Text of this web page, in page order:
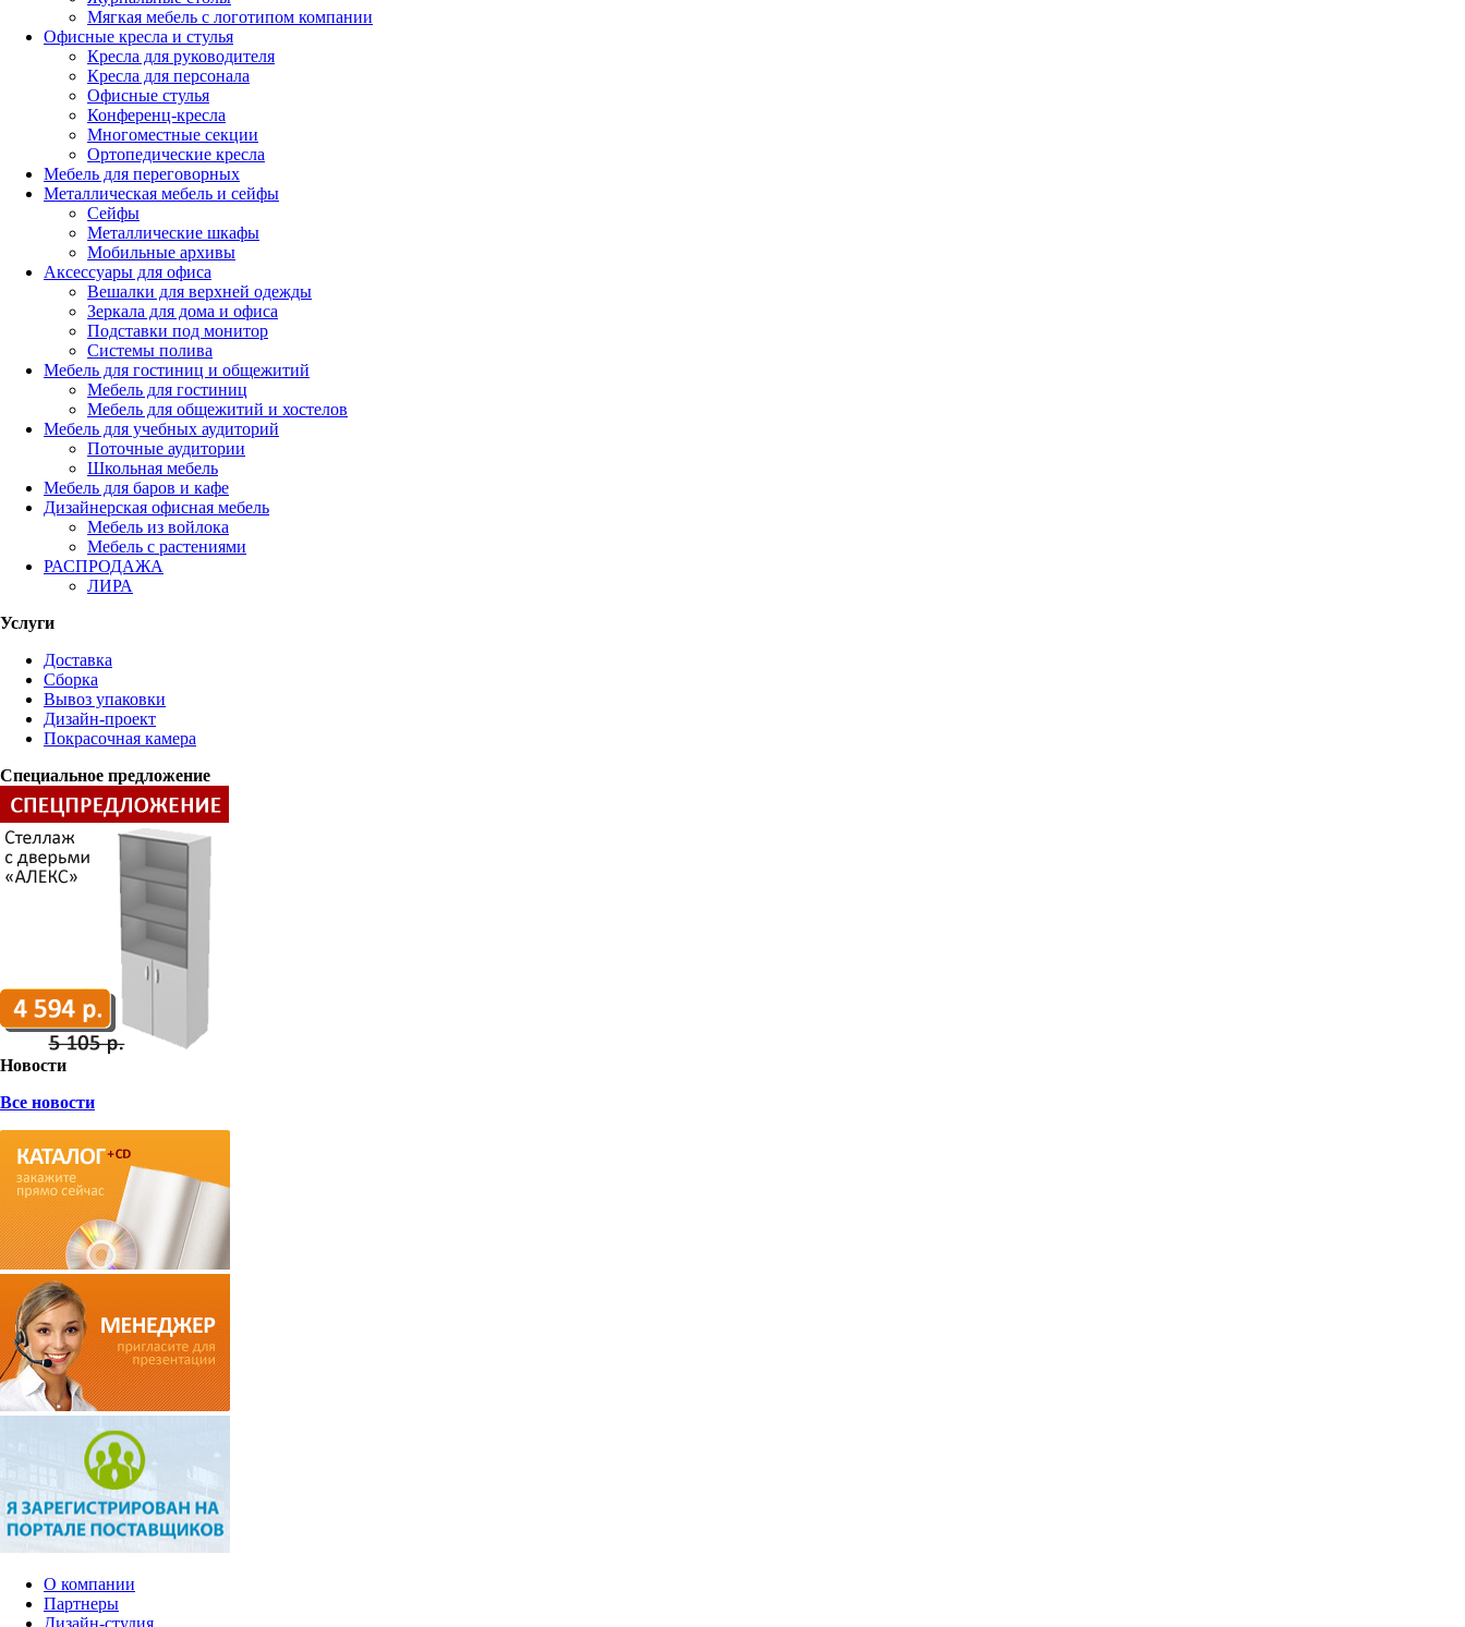
Мягкая мебель с логотипом компании
Офисные кресла и стулья
Кресла для руководителя
Кресла для персонала
Офисные стулья
Конференц-кресла
Многоместные секции
Ортопедические кресла
Мебель для переговорных
Металлическая мебель и сейфы
Сейфы
Металлические шкафы
Мобильные архивы
Аксессуары для офиса
Вешалки для верхней одежды
Зеркала для дома и офиса
Подставки под монитор
Системы полива
Мебель для гостиниц и общежитий
Мебель для гостиниц
Мебель для общежитий и хостелов
Мебель для учебных аудиторий
Поточные аудитории
Школьная мебель
Мебель для баров и кафе
Дизайнерская офисная мебель
Мебель из войлока
Мебель с растениями
РАСПРОДАЖА
ЛИРА
Услуги
Доставка
Сборка
Вывоз упаковки
Дизайн-проект
Покрасочная камера
Специальное предложение
Новости
Все новости
О компании
Партнеры
Дизайн-студия